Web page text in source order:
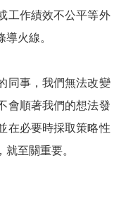
工作績效不公平等外
火線。
同事，我們無法改變
會順著我們的想法發
在必要時採取策略性
至關重要。